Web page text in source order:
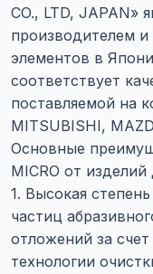
CO., LTD, JAPAN»
производителем
элементов в
соответствует
поставляемой на
MITSUBISHI,
Основные
MICRO от
1. Высокая
частиц
отложений за
технологии